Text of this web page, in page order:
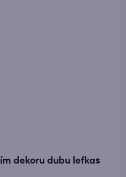
dekoru dubu lefkas